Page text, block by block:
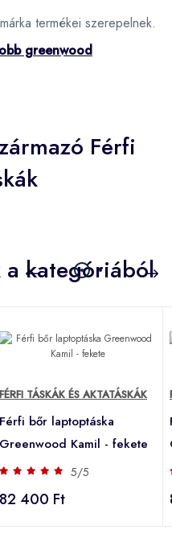
termékei szerepelnek.
greenwood
Férfi
a kategóriából
FÉRFI TÁSKÁK ÉS AKTATÁSKÁK
Férfi bőr laptoptáska
Greenwood Kamil - fekete
5/5
82 400 Ft